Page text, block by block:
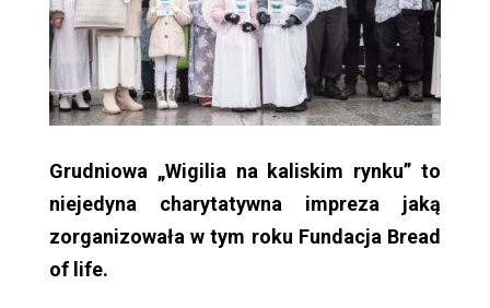
Grudniowa „Wigilia na kaliskim rynku” to
niejedyna charytatywna impreza jaką
zorganizowała w tym roku Fundacja Bread
of life.